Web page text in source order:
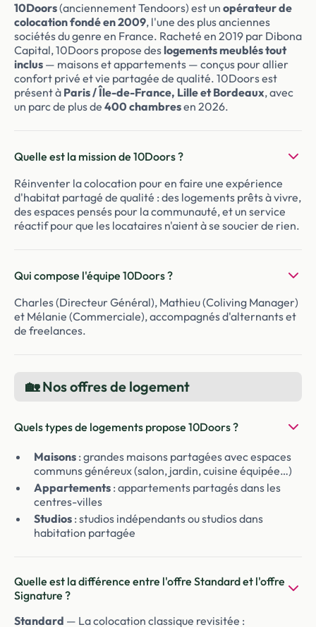
10Doors(anciennement Tendoors) est un opérateur de
colocation fondé en 2009, l'une des plus anciennes
sociétés du genre en France. Racheté en 2019 par Dibona
Capital, 10Doors propose deslogements meublés tout
inclus — maisons et appartements — conçus pour allier
confort privé et vie partagée de qualité. 10Doors est
présent à Paris / Île-de-France, Lille et Bordeaux, avec
un parc de plus de 400 chambresen 2026.
Quelle est la mission de 10Doors ?
Réinventer la colocation pour en faire une expérience
d'habitat partagé de qualité : des logements prêts à vivre,
des espaces pensés pour la communauté, et un service
réactif pour que les locataires n'aient à se soucier de rien.
Qui compose l'équipe 10Doors ?
Charles (Directeur Général), Mathieu (Coliving Manager)
et Mélanie (Commerciale), accompagnés d'alternants et
de freelances.
🏡 Nos offres de logement
Quels types de logements propose 10Doors ?
Maisons : grandes maisons partagées avec espaces
communs généreux (salon, jardin, cuisine équipée…)
Appartements : appartements partagés dans les
centres-villes
Studios : studios indépendants ou studios dans
habitation partagée
Quelle est la différence entre l'offre Standard et l'offre
Signature ?
Standard — La colocation classique revisitée :